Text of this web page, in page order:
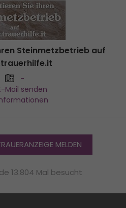
Steinmetzbetrieb auf
-
Mail senden
MELDEN
13.804 Mal besucht